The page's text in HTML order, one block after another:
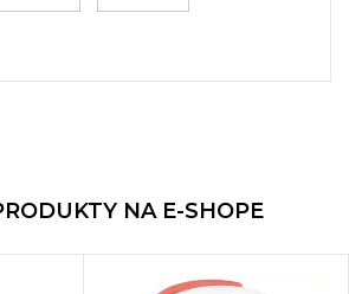
NA E-SHOPE